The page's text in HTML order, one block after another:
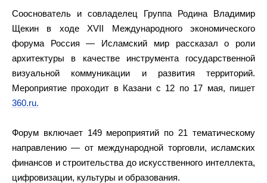
Сооснователь и совладелец Группа Родина Владимир
Щекин в ходе XVII Международного экономического
форума Россия — Исламский мир рассказал о роли
архитектуры в качестве инструмента государственной
визуальной коммуникации и развития территорий.
Мероприятие проходит в Казани с 12 по 17 мая, пишет
360.ru.
Форум включает 149 мероприятий по 21 тематическому
направлению — от международной торговли, исламских
финансов и строительства до искусственного интеллекта,
цифровизации, культуры и образования.